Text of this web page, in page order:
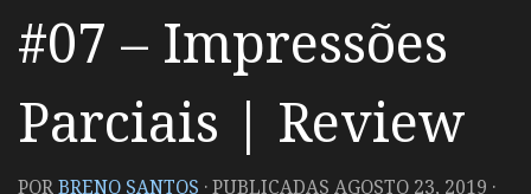
#07 – Impressões
Parciais | Review
PORBRENO SANTOS · PUBLICADAS AGOSTO 23, 2019 ·